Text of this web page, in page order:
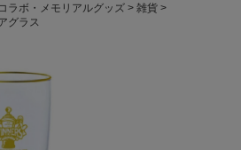
コラボ・メモリアルグッズ
雑貨
グラス